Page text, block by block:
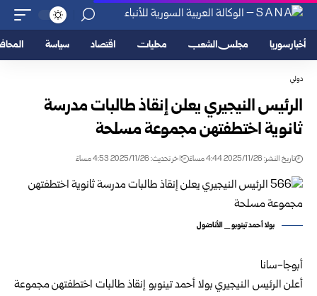
أخبار سوريا مجلس الشعب محليات اقتصاد سياسة
دولي
الرئيس النيجيري يعلن إنقاذ طالبات مدرسة
ثانوية اختطفتهن مجموعة مسلحة
تاريخ النشر: 2025/11/26 4:44 مساءً اخر تحديث: 2025/11/26 4:53 مساءً
بولا أحمد تينوبو _ الأناضول
أبوجا-سانا
أعلن الرئيس النيجيري بولا أحمد تينوبو إنقاذ طالبات اختطفتهن مجموعة